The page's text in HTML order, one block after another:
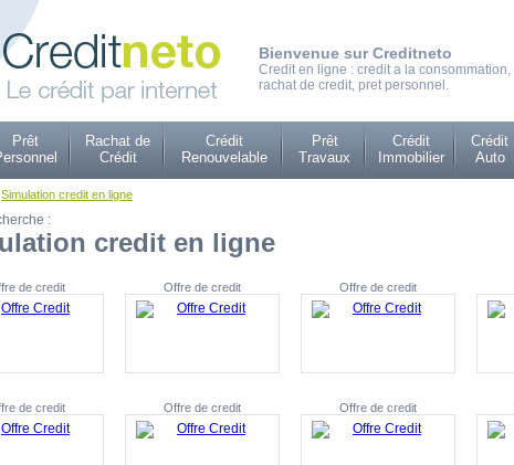
Bienvenue sur Creditneto
Credit en ligne : credit a la consommation,
rachat de credit, pret personnel.
Prêt
Rachat de
Crédit
Crédit
Renouvelable
Prêt
Travaux
Crédit
Immobilier
Crédit
Auto
Simulation credit en ligne
:
credit en ligne
de credit Offre de credit Offre de credit
de credit Offre de credit Offre de credit